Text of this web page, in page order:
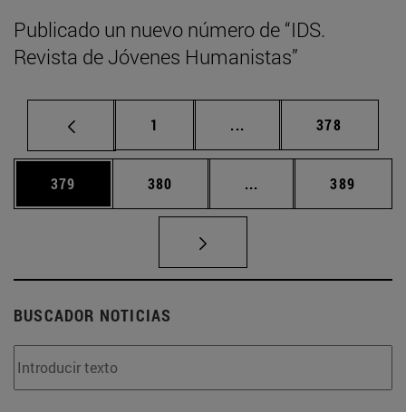
Publicado un nuevo número de “IDS.
Revista de Jóvenes Humanistas”
Página
1 ... Páginas intermedias
Página
378
Página
379 Página
380 ... Páginas intermedias
Página
389
BUSCADOR NOTICIAS